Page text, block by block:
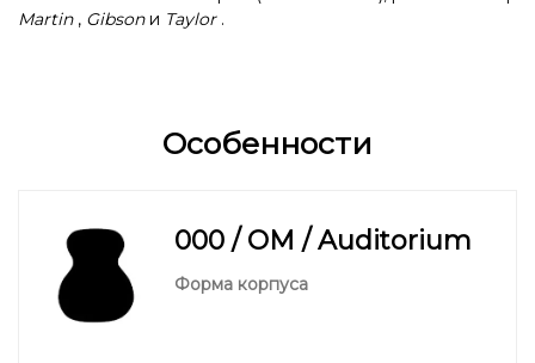
Martin, Gibsonи Taylor.
Особенности
000 / OM / Auditorium
Форма корпуса